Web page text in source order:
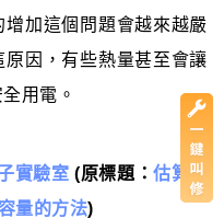
加這個問題會越來越嚴
因，有些熱量甚至會讓
用電。
實驗室 (原標題：估算電
量的方法)